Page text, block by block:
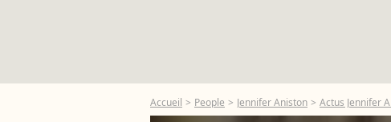
Accueil People Jennifer Aniston Actus Jennifer